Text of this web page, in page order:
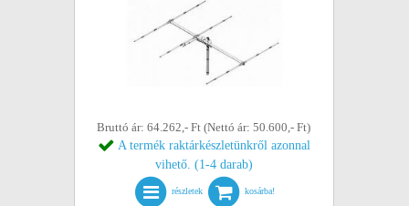
Bruttó ár: 64.262,- Ft (Nettó ár: 50.600,- Ft)
A termék raktárkészletünkről azonnal
vihető. (1-4 darab)
részletek kosárba!